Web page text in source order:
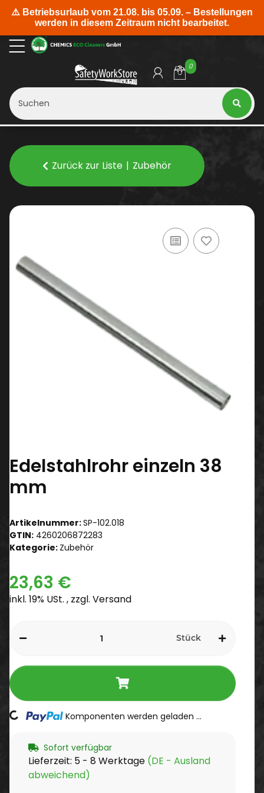
0
Zurück zur Liste Zubehör
Edelstahlrohr einzeln 38
mm
Artikelnummer:SP-102.018
GTIN: 4260206872283
Kategorie: Zubehör
23,63 €
inkl. 19% USt. , zzgl. Versand
Stück
Loading... Komponenten werden geladen ...
Sofort verfügbar
Lieferzeit: 5 - 8 Werktage (DE - Ausland
abweichend)